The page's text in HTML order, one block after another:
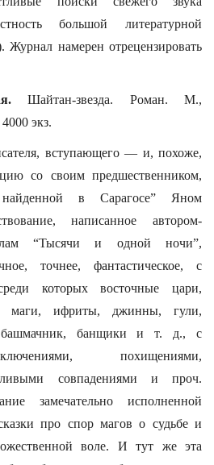
большой литературной
Журнал намерен отрецензировать
Шайтан-звезда. Роман. М.,
экз.
вступающего — и, похоже,
со своим предшественником,
в Сарагосе” Яном
написанное автором-
“Тысячи и одной ночи”,
точнее, фантастическое, с
которых восточные цари,
маги, ифриты, джинны, гули,
башмачник, банщики и т. д., с
похищениями,
совпадениями и проч.
замечательно исполненной
про спор магов о судьбе и
воле. И тут же эта